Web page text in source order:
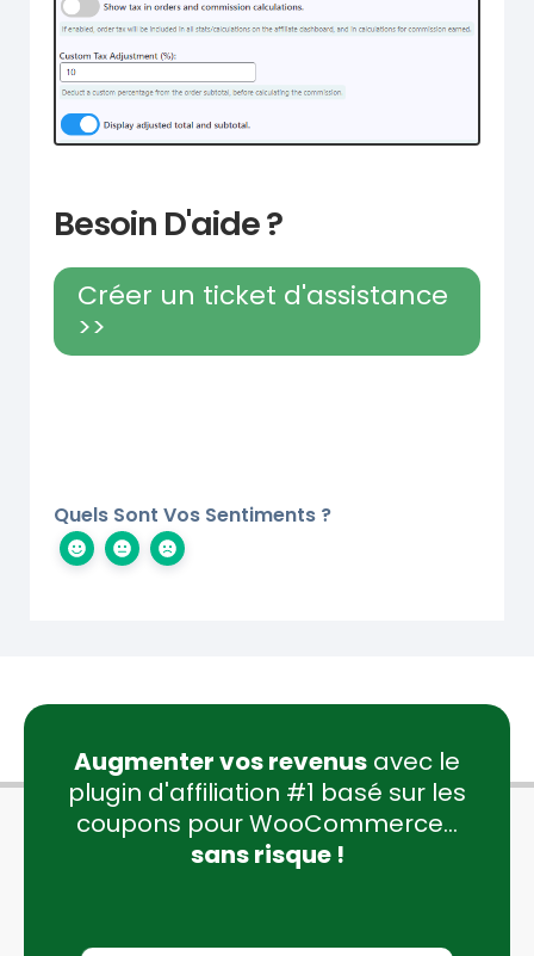
Besoin D'aide ?
Créer un ticket d'assistance
>>
Quels Sont Vos Sentiments ?
Augmenter vos revenus avec le
plugin d'affiliation #1 basé sur les
coupons pour WooCommerce...
sans risque !